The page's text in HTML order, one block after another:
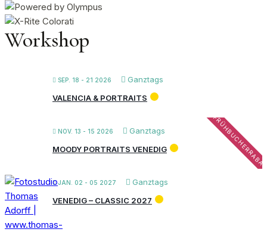
nach:
Workshop
SEP. 18 - 21 2026
Ganztags
VALENCIA & PORTRAITS
NOV. 13 - 15 2026 Ganztags
MOODY PORTRAITS VENEDIG
JAN. 02 - 05 2027
Ganztags
VENEDIG – CLASSIC 2027